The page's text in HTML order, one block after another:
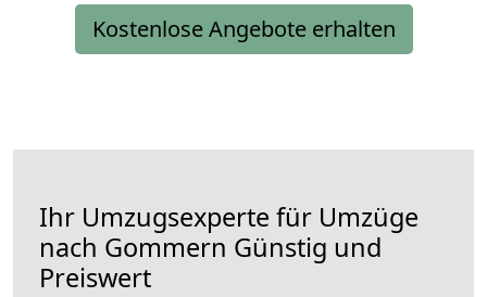
Kostenlose Angebote erhalten
Ihr Umzugsexperte für Umzüge
nach Gommern Günstig und
Preiswert